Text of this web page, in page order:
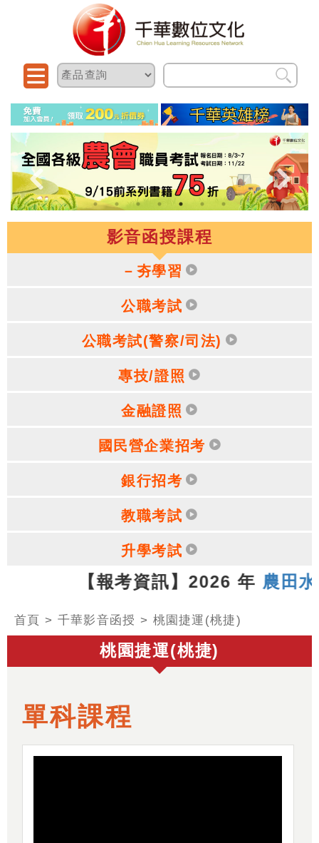
影音函授課程
－夯學習
公職考試
公職考試(警察/司法)
專技/證照
金融證照
國民營企業招考
銀行招考
教職考試
升學考試
【報考資訊】2026 年農田水
首頁 > 千華影音函授 > 桃園捷運(桃捷)
桃園捷運(桃捷)
單科課程